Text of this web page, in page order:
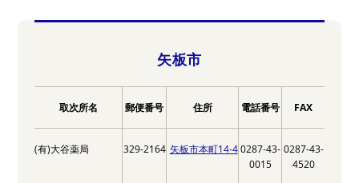
矢板市
取次所名 郵便番号 住所 電話番号 FAX
(有)大谷薬局 329-2164 矢板市本町14-40287-43-
0015
0287-43-
4520